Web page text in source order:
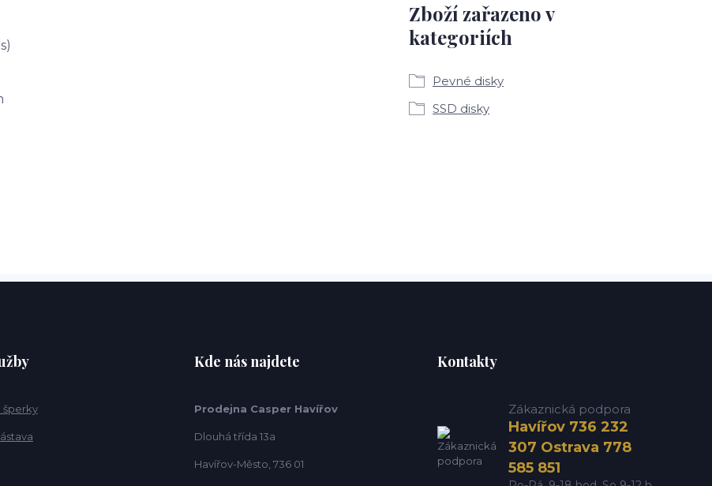
Zboží zařazeno v
kategoriích
Pevné disky
SSD disky
šperky
Kde nás najdete
Prodejna Casper Havířov
Dlouhá třída 13a
Havířov-Město, 736 01
Kontakty
Zákaznická podpora
Havířov 736 232
307 Ostrava 778
585 851